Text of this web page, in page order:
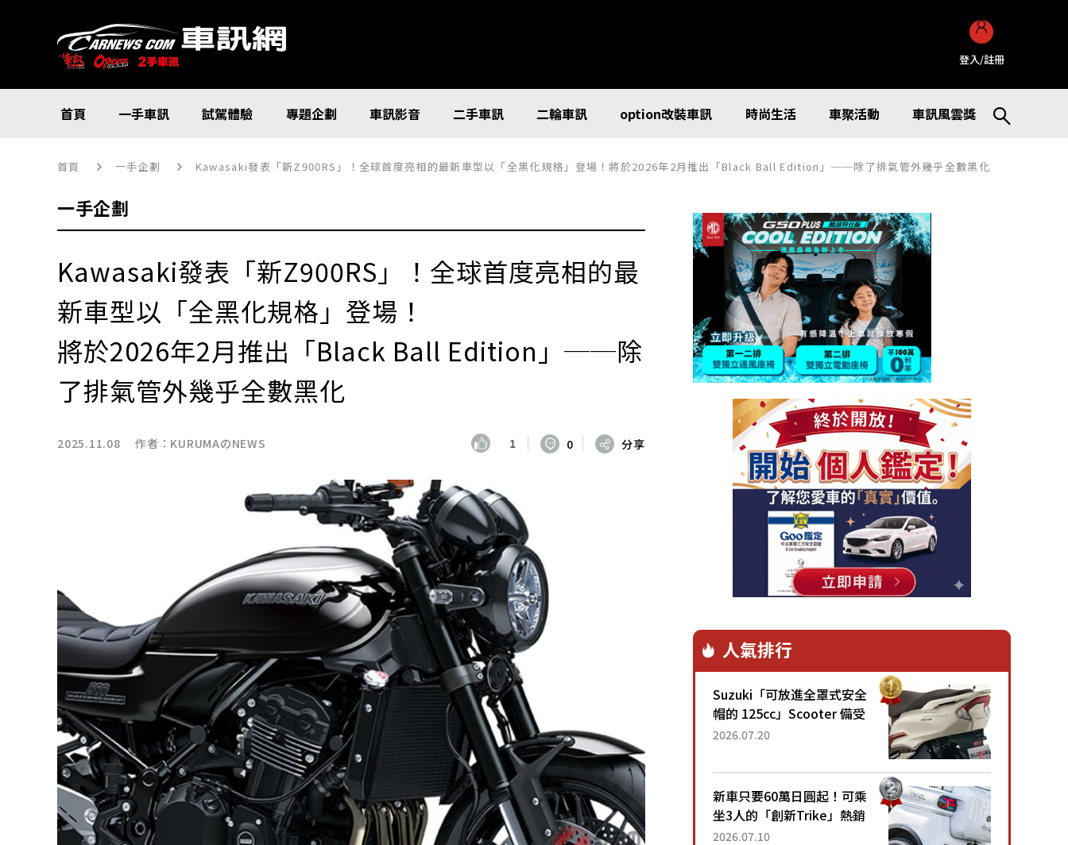
登入/註冊
首頁 一手車訊 試駕體驗 專題企劃 車訊影音 二手車訊 二輪車訊 option改裝車訊 時尚生活 車聚活動 車訊風雲獎
首頁 一手企劃 Kawasaki發表「新Z900RS」！全球首度亮相的最新車型以「全黑化規格」登場！將於2026年2月推出「Black Ball Edition」──除了排氣管外幾乎全數黑化
一手企劃
Kawasaki發表「新Z900RS」！全球首度亮相的最
新車型以「全黑化規格」登場！
將於2026年2月推出「Black Ball Edition」──除
了排氣管外幾乎全數黑化
2025.11.08 作者： KURUMAのNEWS 1 0 分享
人氣排行
Suzuki「可放進全罩式安全
帽的 125cc」Scooter 備受
矚目！採用全新流線設計與
已陸續開始出口的新款
「B...
2026.07.20
新車只要60萬日圓起！可乘
坐3人的「創新Trike」熱銷
大賣成為人氣車款！「養車
2026.07.10